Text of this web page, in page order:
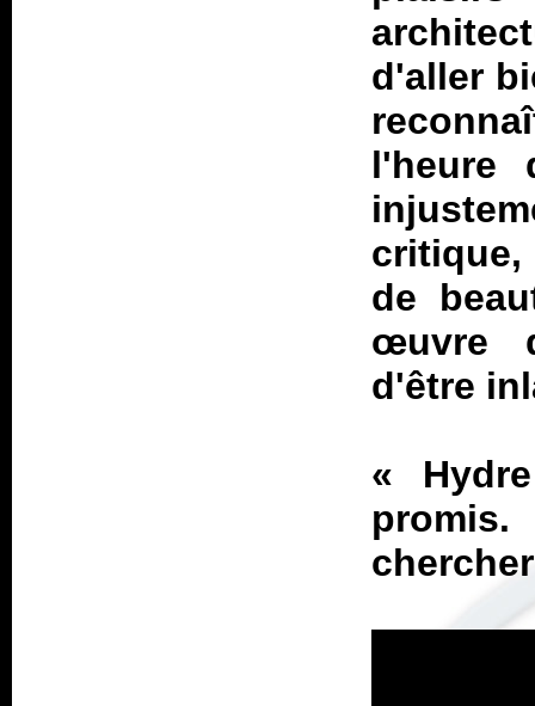
d'aller
l'heure
critique,
de
œuvre
d'être
«